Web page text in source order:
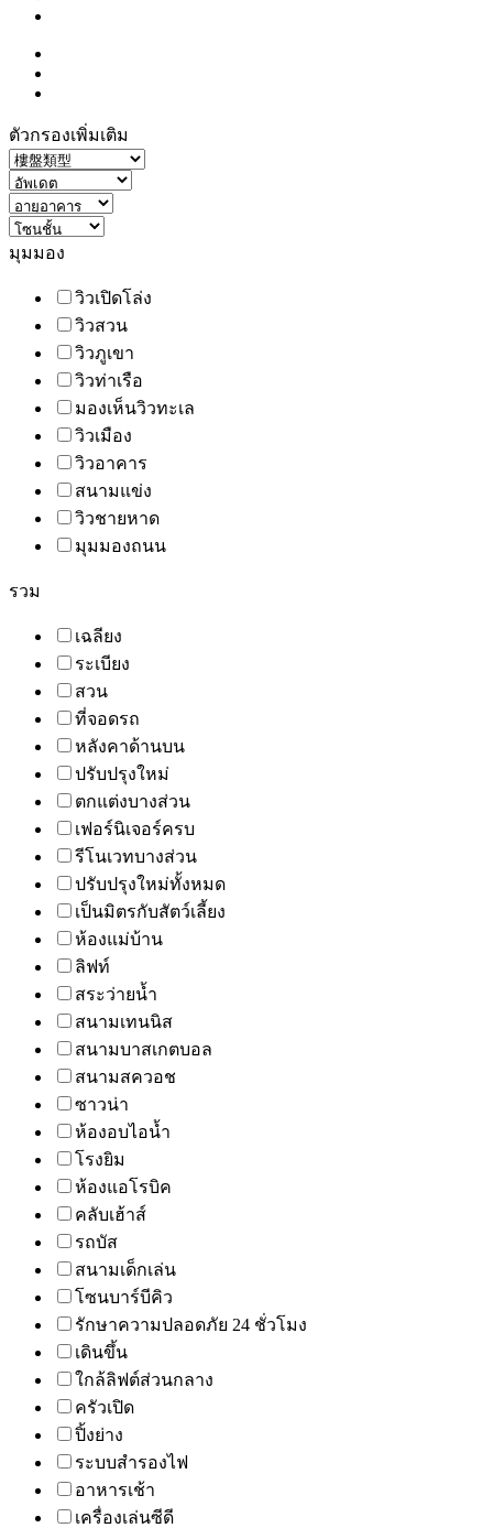
ตัวกรองเพิ่มเติม
มุมมอง
วิวเปิดโล่ง
วิวสวน
วิวภูเขา
วิวท่าเรือ
มองเห็นวิวทะเล
วิวเมือง
วิวอาคาร
สนามแข่ง
วิวชายหาด
มุมมองถนน
รวม
เฉลียง
ระเบียง
สวน
ที่จอดรถ
หลังคาด้านบน
ปรับปรุงใหม่
ตกแต่งบางส่วน
เฟอร์นิเจอร์ครบ
รีโนเวทบางส่วน
ปรับปรุงใหม่ทั้งหมด
เป็นมิตรกับสัตว์เลี้ยง
ห้องแม่บ้าน
ลิฟท์
สระว่ายน้ำ
สนามเทนนิส
สนามบาสเกตบอล
สนามสควอช
ซาวน่า
ห้องอบไอน้ำ
โรงยิม
ห้องแอโรบิค
คลับเฮ้าส์
รถบัส
สนามเด็กเล่น
โซนบาร์บีคิว
รักษาความปลอดภัย 24 ชั่วโมง
เดินขึ้น
ใกล้ลิฟต์ส่วนกลาง
ครัวเปิด
ปิ้งย่าง
ระบบสำรองไฟ
อาหารเช้า
เครื่องเล่นซีดี